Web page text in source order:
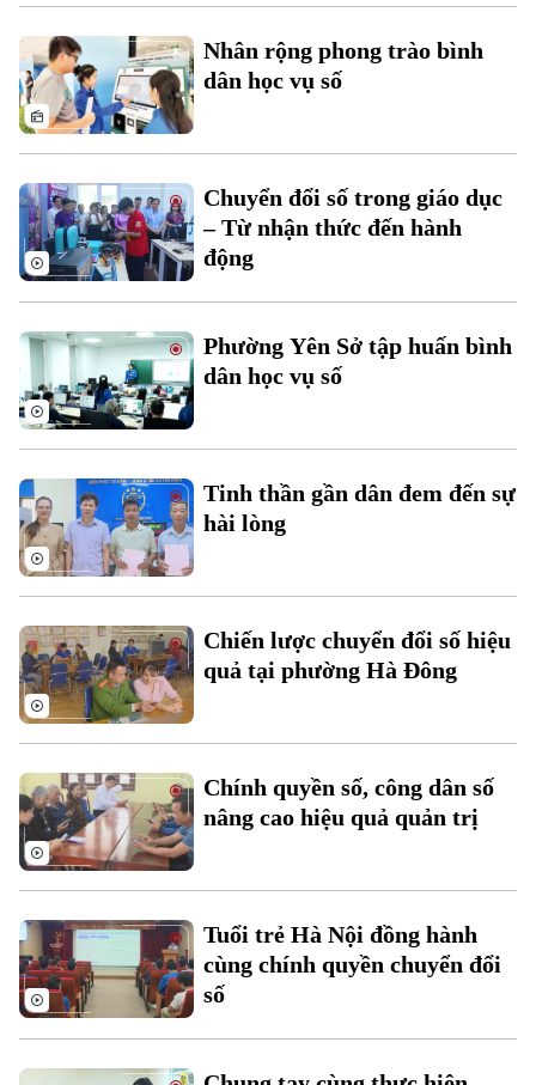
Theo dõi Hà Nội On
Đất đai
Kinh nghiệm
Tàu
Xe máy
Thị trường
Tuyển sinh
Hướng nghiệp
Văn hóa
Tin tức
Di tích
Sức khỏe
Y tế
Dinh dưỡng
Tư vấn sức khỏe
Bóng đá
Quần vợt
Golf
Giải trí
Tin tức
Sao
Điện ảnh
Âm nhạc
Đã phát sóng
Nhân rộng phong trào bình
dân học vụ số
Chuyển đổi số trong giáo dục
– Từ nhận thức đến hành
động
Phường Yên Sở tập huấn bình
dân học vụ số
Tinh thần gần dân đem đến sự
hài lòng
Chiến lược chuyển đổi số hiệu
quả tại phường Hà Đông
Chính quyền số, công dân số
nâng cao hiệu quả quản trị
Tuổi trẻ Hà Nội đồng hành
cùng chính quyền chuyển đổi
số